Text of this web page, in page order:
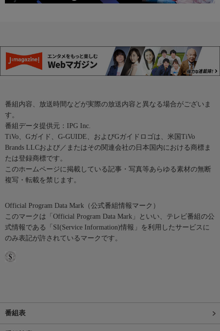
番組内容、放送時間などが実際の放送内容と異なる場合がございま
す。
番組データ提供元：IPG Inc.
TiVo、Gガイド、G-GUIDE、およびGガイドロゴは、米国TiVo
Brands LLCおよび／またはその関連会社の日本国内における商標ま
たは登録商標です。
このホームページに掲載している記事・写真等あらゆる素材の無断
複写・転載を禁じます。
Official Program Data Mark（公式番組情報マーク）
このマークは「Official Program Data Mark」といい、テレビ番組の公
式情報である「SI(Service Information)情報」を利用したサービスに
のみ表記が許されているマークです。
番組表